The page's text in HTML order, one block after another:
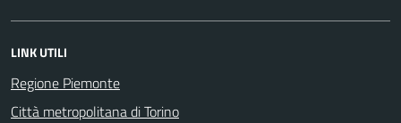
LINK UTILI
Regione Piemonte
Città metropolitana di Torino